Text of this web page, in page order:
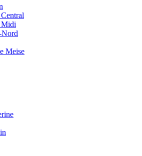
Midi
Nord
Meise